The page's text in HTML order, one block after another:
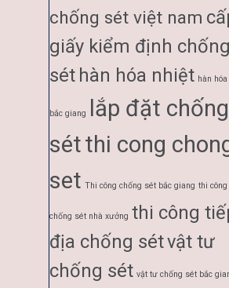
chống sét việt nam
giấy kiểm định chống
sét hàn hóa nhiệt hàn
bắc giang lắp đặt chống
sétthi cong
set Thi công chống sét bắc giang thi công
chống sét nhà xưởng thi công
địa chống sétvật tư
chống sét vật tư chống sét bắc